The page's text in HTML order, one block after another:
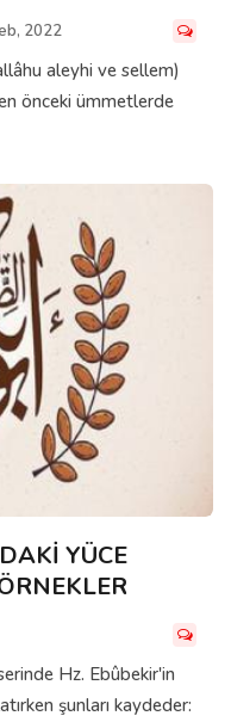
2022
aleyhi ve sellem)
önceki ümmetlerde
YÜCE
Hz. Ebûbekir'in
şunları kaydeder: